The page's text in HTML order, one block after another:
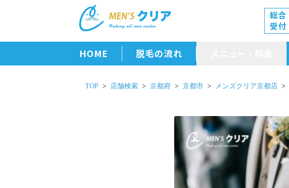
総合
受付
HOME 脱毛の流れ
メニュー・料金
TOP 店舗検索 京都府 京都市 メンズクリア京都店